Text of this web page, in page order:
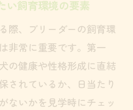
い飼育環境の要素
際、ブリーダーの飼育環
非常に重要です。第一
の健康や性格形成に直結
されているか、日当たり
ないかを見学時にチェッ